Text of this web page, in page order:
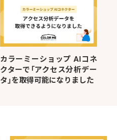
カラーミーショップ AIコネ
クターで「アクセス分析デー
タ」を取得可能になりました